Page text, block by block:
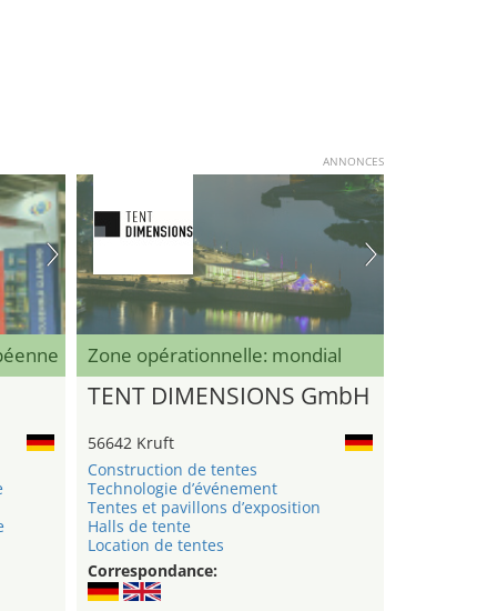
ANNONCES
Zone opérationnelle: mondial
TENT DIMENSIONS GmbH
56642 Kruft
Construction de tentes
Technologie d’événement
Tentes et pavillons d’exposition
Halls de tente
Location de tentes
Correspondance: